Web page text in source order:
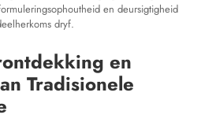
en deursigtigheid
dryf.
en
Tradisionele